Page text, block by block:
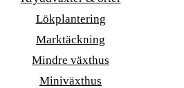
Lökplantering
Marktäckning
Mindre växthus
Miniväxthus